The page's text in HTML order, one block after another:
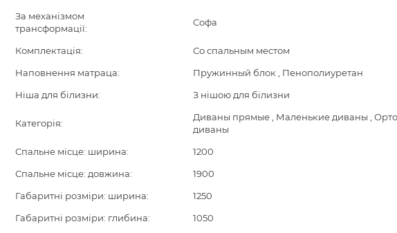
За механізмом
трансформації:
Софа
Комплектація:
Со спальным местом
Наповнення матраца:
Пружинный блок , Пенополиуретан
Ніша для білизни:
З нішою для білизни
Категорія:
Диваны прямые , Маленькие диваны ,
диваны
Спальне місце: ширина:
1200
Спальне місце: довжина:
1900
Габаритні розміри: ширина:
1250
Габаритні розміри: глибина:
1050